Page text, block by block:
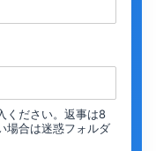
ください。返事は8
場合は迷惑フォルダ